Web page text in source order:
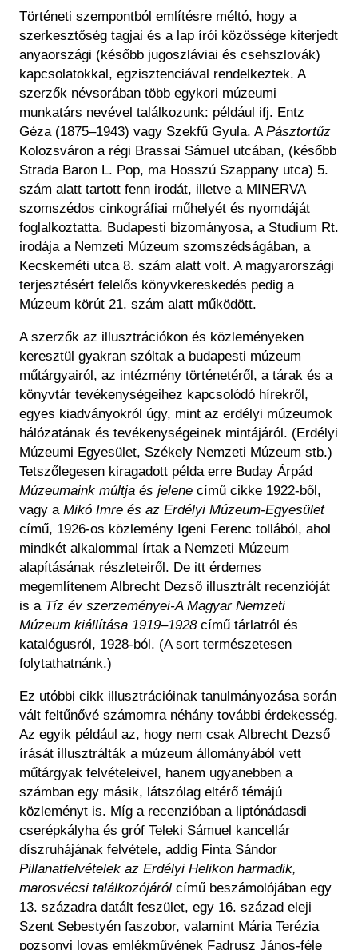
Történeti szempontból említésre méltó, hogy a
szerkesztőség tagjai és a lap írói közössége kiterjedt
anyaországi (később jugoszláviai és csehszlovák)
kapcsolatokkal, egzisztenciával rendelkeztek. A
szerzők névsorában több egykori múzeumi
munkatárs nevével találkozunk: például ifj. Entz
Géza (1875–1943) vagy Szekfű Gyula. APásztortűz
Kolozsváron a régi Brassai Sámuel utcában, (később
Strada Baron L. Pop, ma Hosszú Szappany utca) 5.
szám alatt tartott fenn irodát, illetve a MINERVA
szomszédos cinkográfiai műhelyét és nyomdáját
foglalkoztatta. Budapesti bizományosa, a Studium Rt.
irodája a Nemzeti Múzeum szomszédságában, a
Kecskeméti utca 8. szám alatt volt. A magyarországi
terjesztésért felelős könyvkereskedés pedig a
Múzeum körút 21. szám alatt működött.
A szerzők az illusztrációkon és közleményeken
keresztül gyakran szóltak a budapesti múzeum
műtárgyairól, az intézmény történetéről, a tárak és a
könyvtár tevékenységeihez kapcsolódó hírekről,
egyes kiadványokról úgy, mint az erdélyi múzeumok
hálózatának és tevékenységeinek mintájáról. (Erdélyi
Múzeumi Egyesület, Székely Nemzeti Múzeum stb.)
Tetszőlegesen kiragadott példa erre Buday Árpád
Múzeumaink múltja és jelene című cikke 1922-ből,
vagy a Mikó Imre és az Erdélyi Múzeum-Egyesület
című, 1926-os közlemény Igeni Ferenc tollából, ahol
mindkét alkalommal írtak a Nemzeti Múzeum
alapításának részleteiről. De itt érdemes
megemlítenem Albrecht Dezső illusztrált recenzióját
is a Tíz év szerzeményei-A Magyar Nemzeti
Múzeum kiállítása 1919–1928című tárlatról és
katalógusról, 1928-ból. (A sort természetesen
folytathatnánk.)
Ez utóbbi cikk illusztrációinak tanulmányozása során
vált feltűnővé számomra néhány további érdekesség.
Az egyik például az, hogy nem csak Albrecht Dezső
írását illusztrálták a múzeum állományából vett
műtárgyak felvételeivel, hanem ugyanebben a
számban egy másik, látszólag eltérő témájú
közleményt is. Míg a recenzióban a liptónádasdi
cserépkályha és gróf Teleki Sámuel kancellár
díszruhájának felvétele, addig Finta Sándor
Pillanatfelvételek az Erdélyi Helikon harmadik,
marosvécsi találkozójáról című beszámolójában egy
13. századra datált feszület, egy 16. század eleji
Szent Sebestyén faszobor, valamint Mária Terézia
pozsonyi lovas emlékművének Fadrusz János-féle